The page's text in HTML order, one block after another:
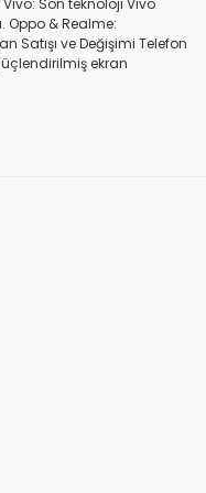
Son teknoloji Vivo
Oppo & Realme:
ve Değişimi Telefon
ekran
Bizi Tercih Etmelisiniz?